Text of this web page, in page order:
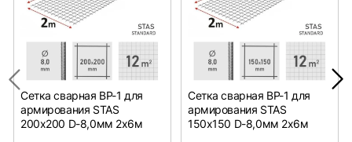
Сетка сварная ВР-1 для
армирования STAS
200х200 D-8,0мм 2х6м
Сетка сварная ВР-1 для
армирования STAS
150х150 D-8,0мм 2х6м